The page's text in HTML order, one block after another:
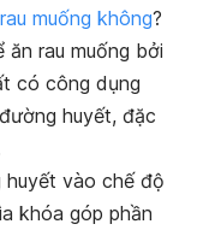
muống không?
rau muống bởi
có công dụng
huyết, đặc
huyết vào chế độ
khóa góp phần